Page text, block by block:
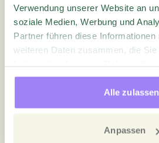
Verwendung unserer Website an
soziale Medien, Werbung und
Partner führen diese
weiteren Daten zusammen, die
gesammelt haben.
Alle zulassen
Anpassen
wertvolle Daten im Bereich
gewinnen.
Jebesser Sie Ihre Kunden
können Sie auf ihre Wünsche
umfassende
interagieren – von der ersten